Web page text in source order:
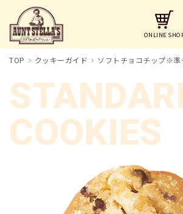
ONLINE
TOP クッキーガイド ソフトチョコチップ※準
COOKIES